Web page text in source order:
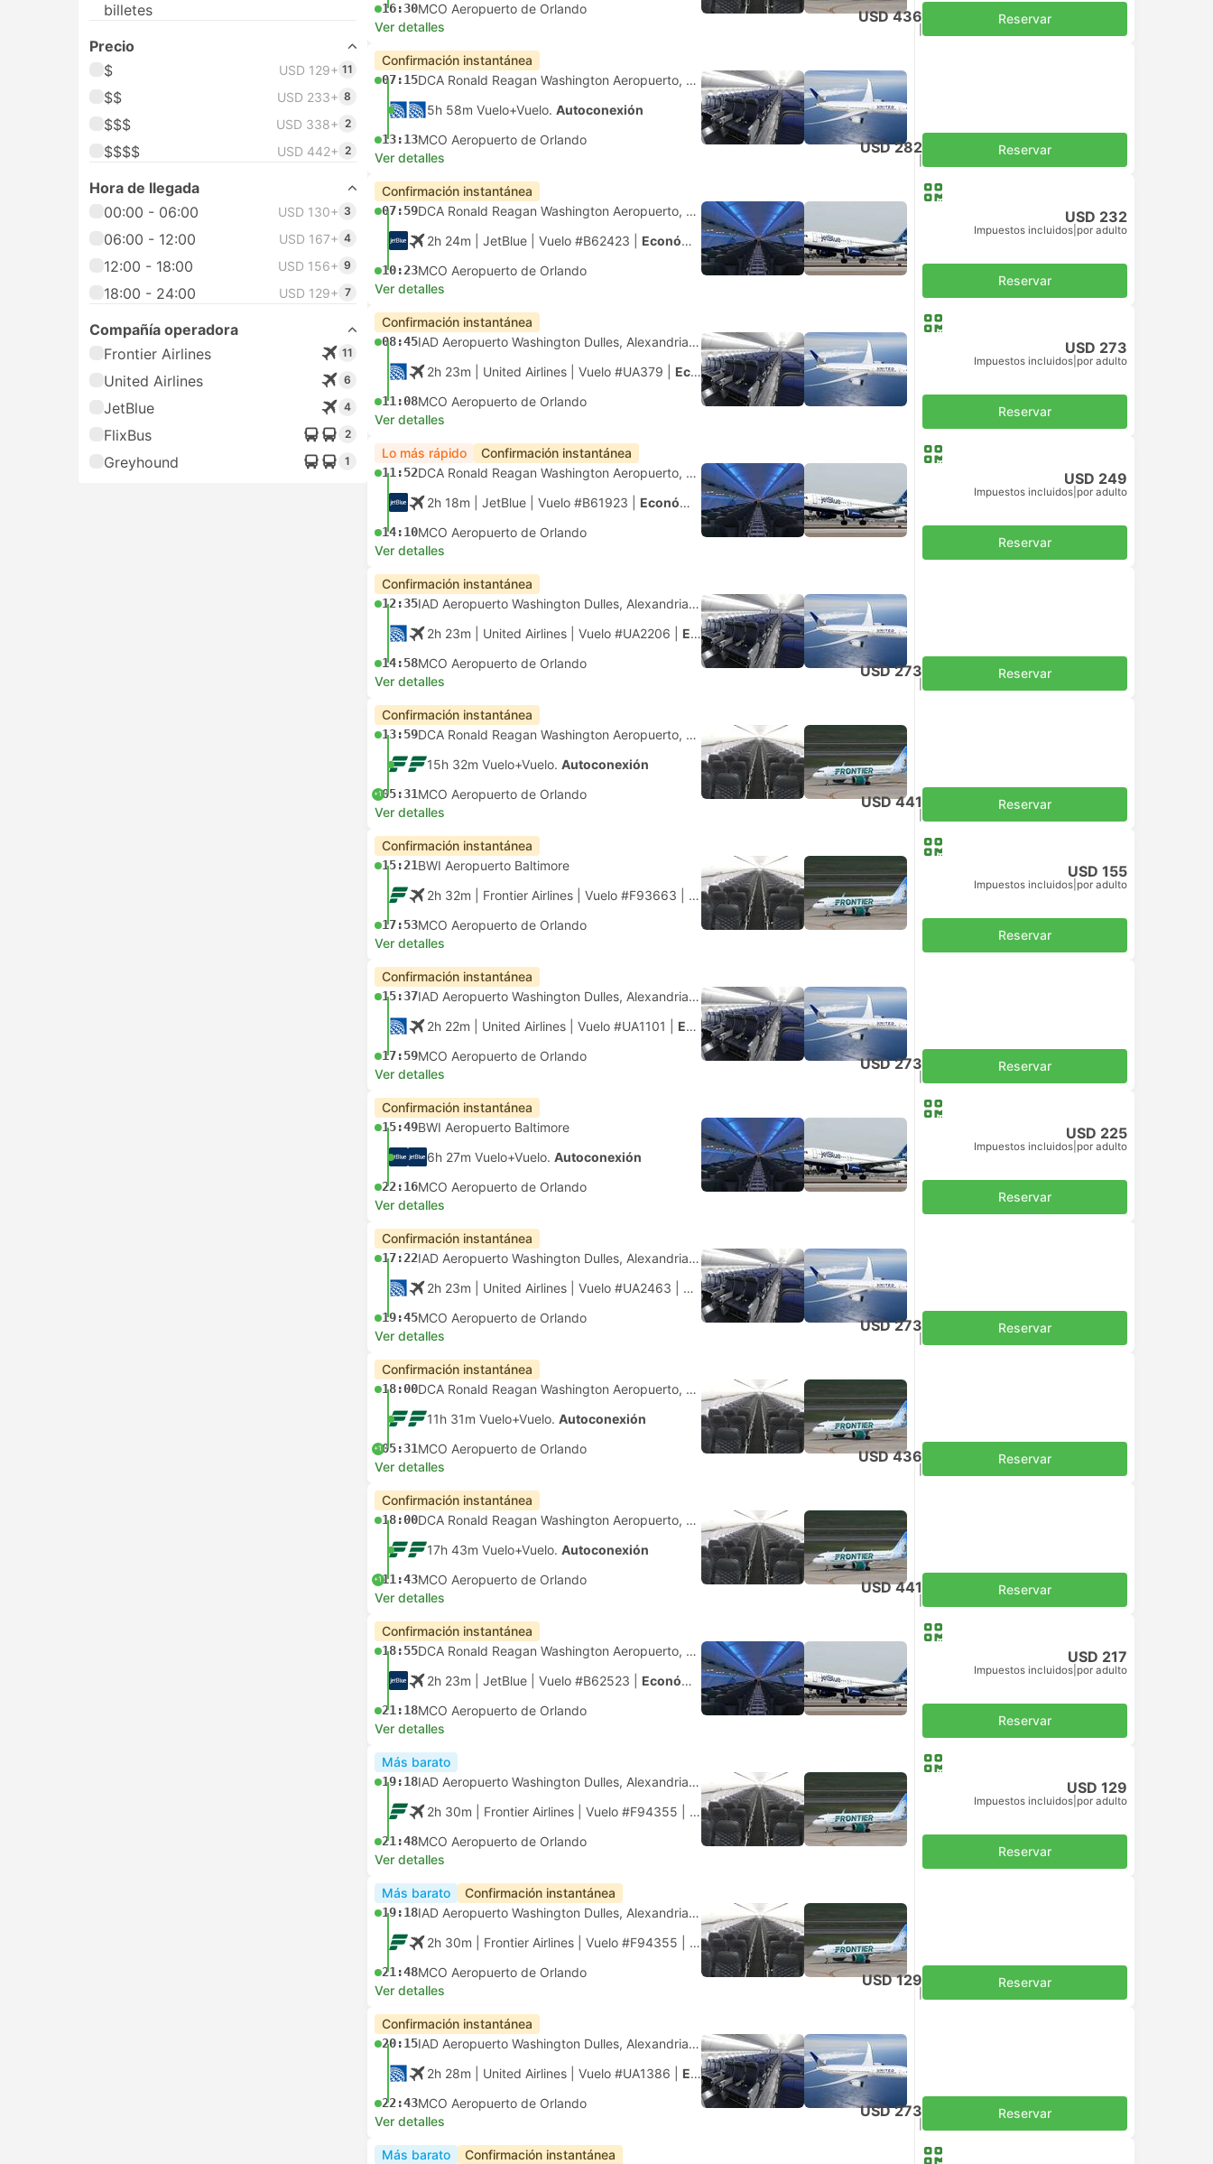
billetes
Precio
$
USD 129+ 11
$$ USD 233+ 8
$$$ USD 338+ 2
$$$$ USD 442+ 2
Hora de llegada
00:00 - 06:00
USD 130+ 3
06:00 - 12:00 USD 167+ 4
12:00 - 18:00 USD 156+ 9
18:00 - 24:00 USD 129+ 7
Compañía operadora
Frontier Airlines
11
United Airlines 6
JetBlue 4
FlixBus 2
Greyhound 1
16:30MCO Aeropuerto de Orlando
Ver detalles
USD 436 Reservar
Confirmación instantánea
07:15
DCA Ronald Reagan Washington Aeropuerto, Washington DC
5h 58m Vuelo+Vuelo. Autoconexión
13:13MCO Aeropuerto de Orlando
Ver detalles
USD 282 Reservar
Confirmación instantánea
07:59
DCA Ronald Reagan Washington Aeropuerto, Washington DC
2h 24m | JetBlue Vuelo #B62423 Económica
10:23MCO Aeropuerto de Orlando
Ver detalles
USD 232
Impuestos incluidos por adulto
Reservar
Confirmación instantánea
08:45
IAD Aeropuerto Washington Dulles, Alexandria Virginia
2h 23m | United Airlines Vuelo #UA379 Económica
11:08MCO Aeropuerto de Orlando
Ver detalles
USD 273
Impuestos incluidos por adulto
Reservar
Lo más rápido Confirmación instantánea
11:52
DCA Ronald Reagan Washington Aeropuerto, Washington DC
2h 18m | JetBlue Vuelo #B61923 Económica
14:10MCO Aeropuerto de Orlando
Ver detalles
USD 249
Impuestos incluidos por adulto
Reservar
Confirmación instantánea
12:35
IAD Aeropuerto Washington Dulles, Alexandria Virginia
2h 23m | United Airlines Vuelo #UA2206 Económica
14:58MCO Aeropuerto de Orlando
Ver detalles
USD 273 Reservar
Confirmación instantánea
13:59
DCA Ronald Reagan Washington Aeropuerto, Washington DC
15h 32m Vuelo+Vuelo. Autoconexión
+105:31MCO Aeropuerto de Orlando
Ver detalles
USD 441 Reservar
Confirmación instantánea
15:21BWI Aeropuerto Baltimore
2h 32m | Frontier Airlines Vuelo #F93663 Económica
17:53MCO Aeropuerto de Orlando
Ver detalles
USD 155
Impuestos incluidos por adulto
Reservar
Confirmación instantánea
15:37
IAD Aeropuerto Washington Dulles, Alexandria Virginia
2h 22m | United Airlines Vuelo #UA1101 Económica
17:59MCO Aeropuerto de Orlando
Ver detalles
USD 273 Reservar
Confirmación instantánea
15:49BWI Aeropuerto Baltimore
6h 27m Vuelo+Vuelo. Autoconexión
22:16MCO Aeropuerto de Orlando
Ver detalles
USD 225
Impuestos incluidos por adulto
Reservar
Confirmación instantánea
17:22
IAD Aeropuerto Washington Dulles, Alexandria Virginia
2h 23m | United Airlines Vuelo #UA2463 Económica
19:45MCO Aeropuerto de Orlando
Ver detalles
USD 273 Reservar
Confirmación instantánea
18:00
DCA Ronald Reagan Washington Aeropuerto, Washington DC
11h 31m Vuelo+Vuelo. Autoconexión
+105:31MCO Aeropuerto de Orlando
Ver detalles
USD 436 Reservar
Confirmación instantánea
18:00
DCA Ronald Reagan Washington Aeropuerto, Washington DC
17h 43m Vuelo+Vuelo. Autoconexión
+111:43MCO Aeropuerto de Orlando
Ver detalles
USD 441 Reservar
Confirmación instantánea
18:55
DCA Ronald Reagan Washington Aeropuerto, Washington DC
2h 23m | JetBlue Vuelo #B62523 Económica
21:18MCO Aeropuerto de Orlando
Ver detalles
USD 217
Impuestos incluidos por adulto
Reservar
Más barato
19:18
IAD Aeropuerto Washington Dulles, Alexandria Virginia
2h 30m | Frontier Airlines Vuelo #F94355 Económica
21:48MCO Aeropuerto de Orlando
Ver detalles
USD 129
Impuestos incluidos por adulto
Reservar
Más barato Confirmación instantánea
19:18
IAD Aeropuerto Washington Dulles, Alexandria Virginia
2h 30m | Frontier Airlines Vuelo #F94355 Económica
21:48MCO Aeropuerto de Orlando
Ver detalles
USD 129 Reservar
Confirmación instantánea
20:15
IAD Aeropuerto Washington Dulles, Alexandria Virginia
2h 28m | United Airlines Vuelo #UA1386 Económica
22:43MCO Aeropuerto de Orlando
Ver detalles
USD 273 Reservar
Más barato Confirmación instantánea